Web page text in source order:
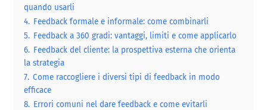
quando usarli
4. Feedback formale e informale: come combinarli
5. Feedback a 360 gradi: vantaggi, limiti e come applicarlo
6. Feedback del cliente: la prospettiva esterna che orienta
la strategia
7. Come raccogliere i diversi tipi di feedback in modo
efficace
8. Errori comuni nel dare feedback e come evitarli